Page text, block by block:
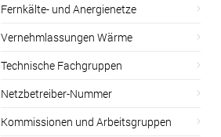
Fernkälte- und Anergienetze
Vernehmlassungen Wärme
Technische Fachgruppen
Netzbetreiber-Nummer
Kommissionen und Arbeitsgruppen